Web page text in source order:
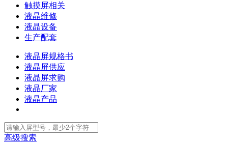
触摸屏相关
液晶维修
液晶设备
生产配套
液晶屏规格书
液晶屏供应
液晶屏求购
液晶厂家
液晶产品
高级搜索